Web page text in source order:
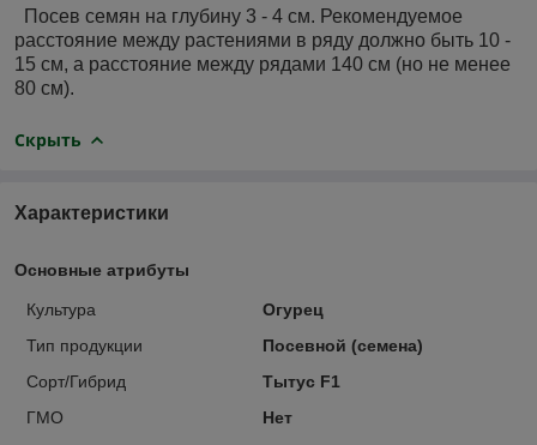
Посев семян на глубину 3 - 4 см. Рекомендуемое
расстояние между растениями в ряду должно быть 10 -
15 см, а расстояние между рядами 140 см (но не менее
80 см).
Скрыть
Характеристики
Основные атрибуты
Культура
Огурец
Тип продукции
Посевной (семена)
Сорт/Гибрид
Тытус F1
ГМО
Нет